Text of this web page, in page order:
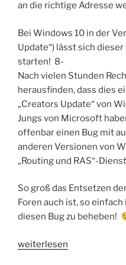
an die richtige Adresse
Bei Windows 10 in der
Update“) lässt sich
starten! 8-
Nach vielen Stunden
herausfinden, dass dies
„Creators Update“ von
Jungs von Microsoft
offenbar einen Bug mit
anderen Versionen von
„Routing und RAS“-
So groß das Entsetzen
Foren auch ist, so
diesen Bug zu beheben!
„FixIt:
weiterlesen